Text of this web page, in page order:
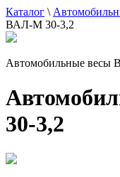
Каталог \
ВАЛ-М 30-3,2
Автомобильные весы
30-3,2